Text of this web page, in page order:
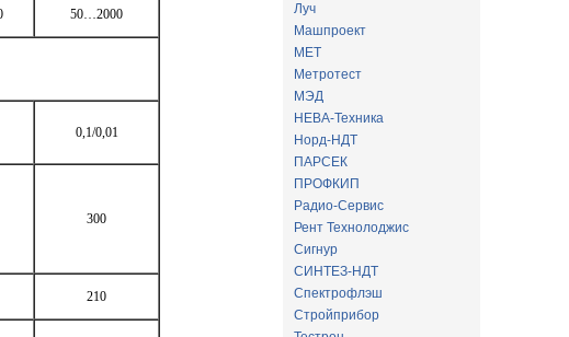
50…2000
0,1/0,01
300
210
Луч
Машпроект
МЕТ
Метротест
МЭД
НЕВА-Техника
Норд-НДТ
ПАРСЕК
ПРОФКИП
Радио-Сервис
Рент Технолоджис
Сигнур
СИНТЕЗ-НДТ
Спектрофлэш
Стройприбор